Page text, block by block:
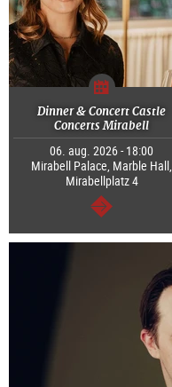
Dinner & Concert Castle
Concerts Mirabell
06. aug. 2026 - 18:00
Mirabell Palace, Marble Hall,
Mirabellplatz 4
Tovább